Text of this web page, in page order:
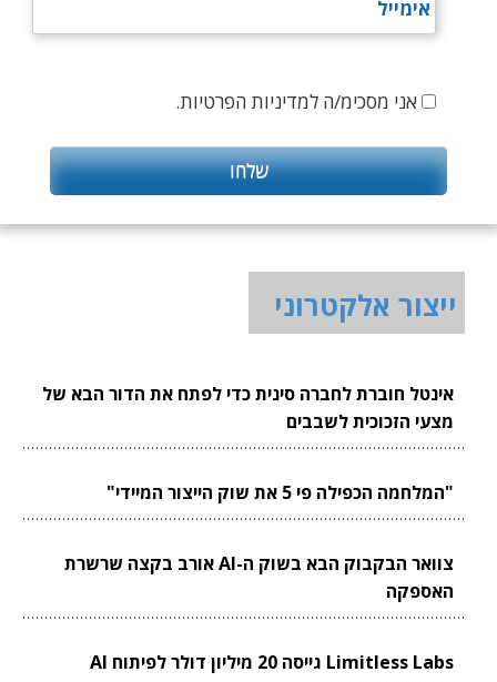
אני מסכימ/ה למדיניות הפרטיות.
ייצור אלקטרוני
אינטל חוברת לחברה סינית כדי לפתח את הדור הבא של
מצעי הזכוכית לשבבים
"המלחמה הכפילה פי 5 את שוק הייצור המיידי"
צוואר הבקבוק הבא בשוק ה-AI אורב בקצה שרשרת
האספקה
Limitless Labs גייסה 20 מיליון דולר לפיתוח AI